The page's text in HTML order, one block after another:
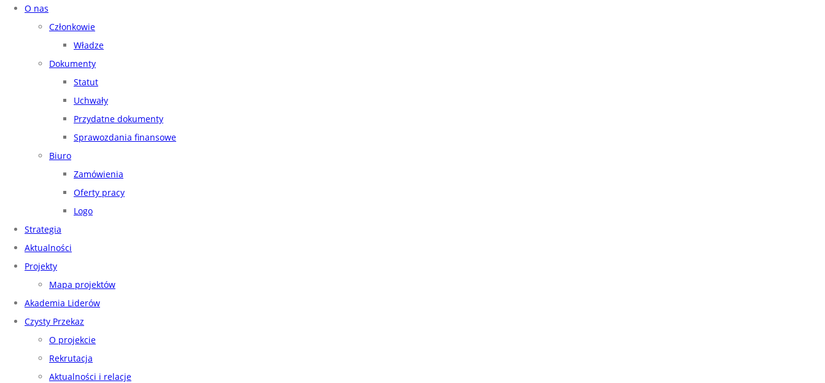
O nas
Członkowie
Władze
Dokumenty
Statut
Uchwały
Przydatne dokumenty
Sprawozdania finansowe
Biuro
Zamówienia
Oferty pracy
Logo
Strategia
Aktualności
Projekty
Mapa projektów
Akademia Liderów
Czysty Przekaz
O projekcie
Rekrutacja
Aktualności i relacje